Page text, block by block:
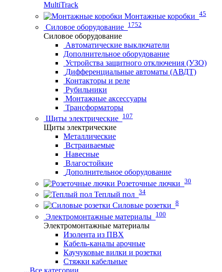
MultiTrack
Монтажные коробки 45
Силовое оборудование 1752
Силовое оборудование
Автоматические выключатели
Дополнительное оборудование
Устройства защитного отключения (УЗО)
Дифференциальные автоматы (АВДТ)
Контакторы и реле
Рубильники
Монтажные аксессуары
Трансформаторы
Щиты электрические 107
Щиты электрические
Металлические
Встраиваемые
Навесные
Влагостойкие
Дополнительное оборудование
Розеточные лючки 30
Теплый пол 34
Силовые розетки 8
Электромонтажные материалы 100
Электромонтажные материалы
Изолента из ПВХ
Кабель-каналы арочные
Каучуковые вилки и розетки
Стяжки кабельные
...Все категории